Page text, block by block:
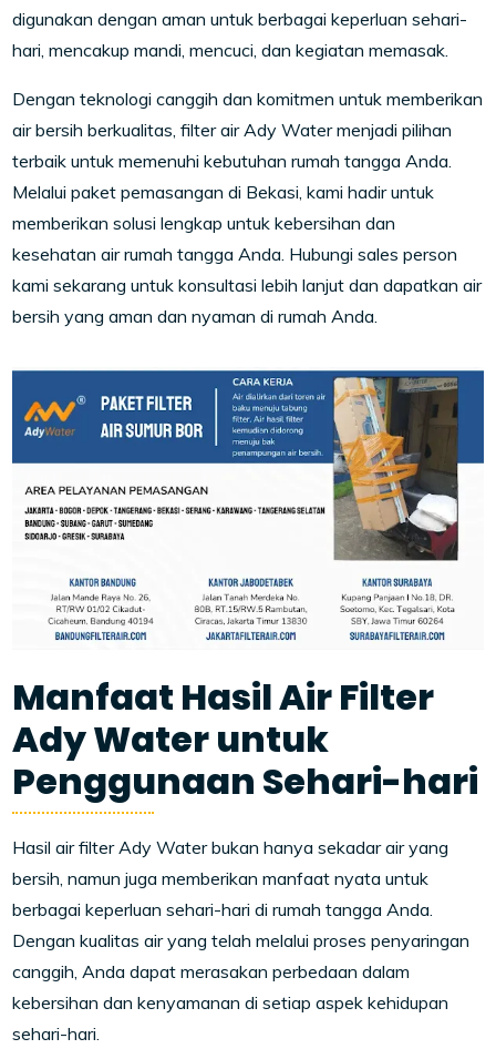
digunakan dengan aman untuk berbagai keperluan sehari-
hari, mencakup mandi, mencuci, dan kegiatan memasak.
Dengan teknologi canggih dan komitmen untuk memberikan
air bersih berkualitas, filter air Ady Water menjadi pilihan
terbaik untuk memenuhi kebutuhan rumah tangga Anda.
Melalui paket pemasangan di Bekasi, kami hadir untuk
memberikan solusi lengkap untuk kebersihan dan
kesehatan air rumah tangga Anda. Hubungi sales person
kami sekarang untuk konsultasi lebih lanjut dan dapatkan air
bersih yang aman dan nyaman di rumah Anda.
Manfaat Hasil Air Filter
Ady Water untuk
Penggunaan Sehari-hari
Hasil air filter Ady Water bukan hanya sekadar air yang
bersih, namun juga memberikan manfaat nyata untuk
berbagai keperluan sehari-hari di rumah tangga Anda.
Dengan kualitas air yang telah melalui proses penyaringan
canggih, Anda dapat merasakan perbedaan dalam
kebersihan dan kenyamanan di setiap aspek kehidupan
sehari-hari.